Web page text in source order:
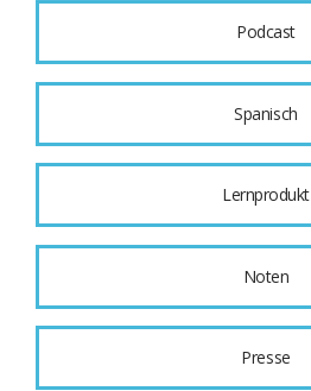
Podcast
Spanisch
Lernprodukt
Noten
Presse